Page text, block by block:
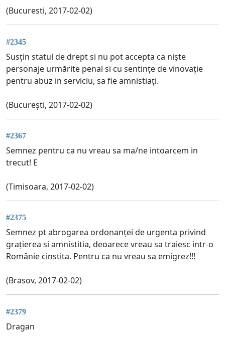
(Bucuresti, 2017-02-02)
#2345
Susțin statul de drept si nu pot accepta ca niște
personaje urmărite penal si cu sentințe de vinovație
pentru abuz in serviciu, sa fie amnistiați.
(București, 2017-02-02)
#2367
Semnez pentru ca nu vreau sa ma/ne intoarcem in
trecut! E
(Timisoara, 2017-02-02)
#2375
Semnez pt abrogarea ordonanței de urgenta privind
grațierea si amnistitia, deoarece vreau sa traiesc intr-o
Românie cinstita. Pentru ca nu vreau sa emigrez!!!
(Brasov, 2017-02-02)
#2379
Dragan